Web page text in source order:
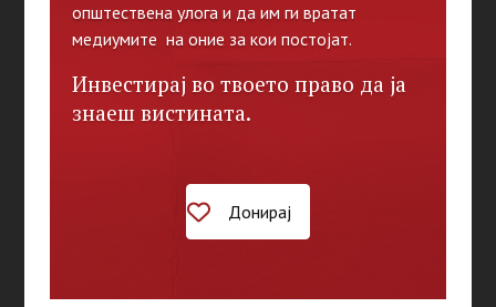
општествена улога и да им ги вратат
медиумите на оние за кои постојат.
Инвестирај во твоето право да ја
знаеш вистината.
Донирај